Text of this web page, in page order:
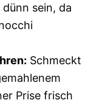
sein, da
Schmeckt
Prise frisch